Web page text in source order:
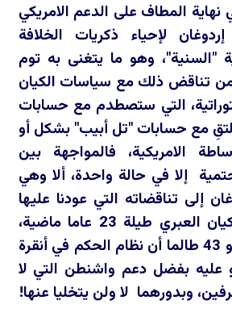
نهاية المطاف على الدعم الامريكي
لإحياء ذكريات الخلافة
"السنية"، وهو ما يتغنى به توم
من تناقض ذلك مع سياسات الكيان
التي ستصطدم مع حسابات
مع حسابات "تل أبيب" بشكل أو
الامريكية، فالمواجهة بين
إلا في حالة واحدة، ألا وهي
إلى تناقضاته التي عودنا عليها
في العلاقة مع الكيان العبري طيلة 23 عاما ماضية،
وقد تصل إلى 33 أو 43 طالما أن نظام الحكم في أنقرة
بفضل دعم واشنطن التي لا
وبدورهما لا ولن يتخليا عنها!